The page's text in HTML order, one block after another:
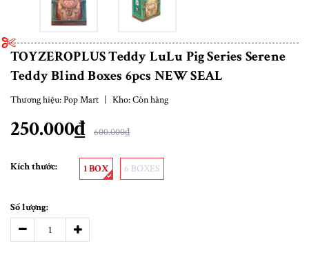
TOYZEROPLUS Teddy LuLu Pig Series Serene
Teddy Blind Boxes 6pcs NEW SEAL
Thương hiệu:Pop Mart | Kho:Còn hàng
250.000₫ 600.000₫
Kích thước: 1 BOX 6 BOXES
Số lượng: